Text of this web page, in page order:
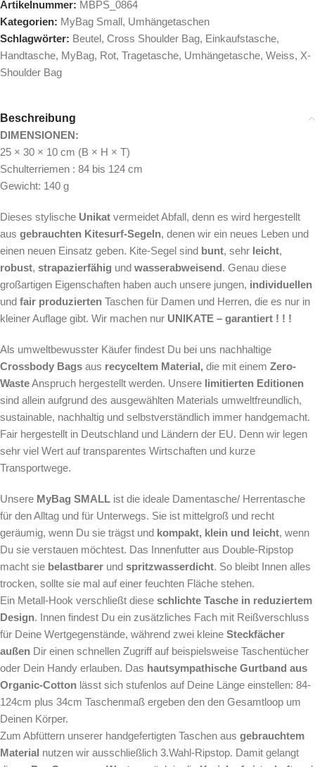
Artikelnummer: MBPS_0864
Kategorien: MyBag Small, Umhängetaschen
Schlagwörter: Beutel, Cross Shoulder Bag, Einkaufstasche,
Handtasche, MyBag, Rot, Tragetasche, Umhängetasche, Weiss, X-
Shoulder Bag
Beschreibung
DIMENSIONEN:
25 × 30 × 10 cm (B × H × T)
Schulterriemen : 84 bis 124 cm
Gewicht: 140 g
Dieses stylische Unikat vermeidet Abfall, denn es wird hergestellt
aus gebrauchten Kitesurf-Segeln, denen wir ein neues Leben und
einen neuen Einsatz geben. Kite-Segel sind bunt, sehr leicht,
robust, strapazierfähig und wasserabweisend. Genau diese
großartigen Eigenschaften haben auch unsere jungen, individuellen
und fair produzierten Taschen für Damen und Herren, die es nur in
kleiner Auflage gibt. Wir machen nur UNIKATE – garantiert ! ! !
Als umweltbewusster Käufer findest Du bei uns nachhaltige
Crossbody Bags aus recyceltem Material, die mit einem Zero-
WasteAnspruch hergestellt werden. Unsere limitierten Editionen
sind allein aufgrund des ausgewählten Materials umweltfreundlich,
sustainable, nachhaltig und selbstverständlich immer handgemacht.
Fair hergestellt in Deutschland und Ländern der EU. Denn wir legen
sehr viel Wert auf transparentes Wirtschaften und kurze
Transportwege.
Unsere MyBag SMALL ist die ideale Damentasche/ Herrentasche
für den Alltag und für Unterwegs. Sie ist mittelgroß und recht
geräumig, wenn Du sie trägst und kompakt, klein und leicht, wenn
Du sie verstauen möchtest. Das Innenfutter aus Double-Ripstop
macht sie belastbarer und spritzwasserdicht. So bleibt Innen alles
trocken, sollte sie mal auf einer feuchten Fläche stehen.
Ein Metall-Hook verschließt diese schlichte Tasche in reduziertem
Design. Innen findest Du ein zusätzliches Fach mit Reißverschluss
für Deine Wertgegenstände, während zwei kleine Steckfächer
außen Dir einen schnellen Zugriff auf beispielsweise Taschentücher
oder Dein Handy erlauben. Das hautsympathische Gurtband aus
Organic-Cotton lässt sich stufenlos auf Deine Länge einstellen: 84-
124cm plus 34cm Taschenmaß ergeben den den Gesamtloop um
Deinen Körper.
Zum Abfüttern unserer handgefertigten Taschen aus gebrauchtem
Material nutzen wir ausschließlich 3.Wahl-Ripstop. Damit gelangt